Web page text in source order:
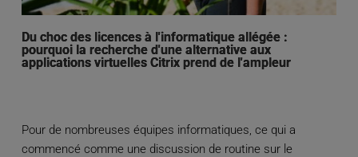
Du choc des licences à l'informatique allégée :
pourquoi la recherche d'une alternative aux
applications virtuelles Citrix prend de l'ampleur
Pour de nombreuses équipes informatiques, ce qui a
commencé comme une discussion de routine sur le